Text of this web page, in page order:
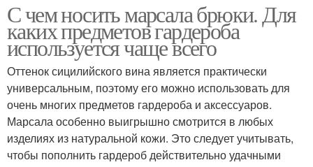
С чем носить марсала брюки. Для
каких предметов гардероба
используется чаще всего
Оттенок сицилийского вина является практически
универсальным, поэтому его можно использовать для
очень многих предметов гардероба и аксессуаров.
Марсала особенно выигрышно смотрится в любых
изделиях из натуральной кожи. Это следует учитывать,
чтобы пополнить гардероб действительно удачными